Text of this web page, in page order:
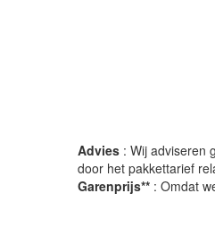
Advies : Wij adviseren
door het pakkettarief
Garenprijs** : Omdat